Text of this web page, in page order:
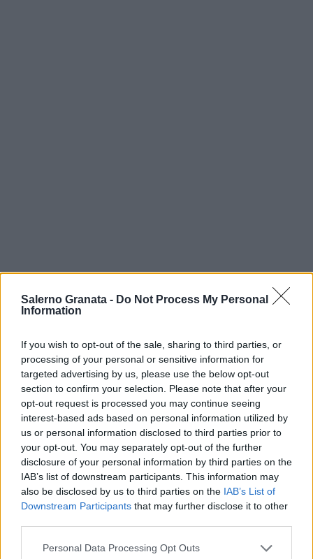
Salerno Granata - Do Not Process My Personal
Information
If you wish to opt-out of the sale, sharing to third parties, or
processing of your personal or sensitive information for
targeted advertising by us, please use the below opt-out
section to confirm your selection. Please note that after your
opt-out request is processed you may continue seeing
interest-based ads based on personal information utilized by
us or personal information disclosed to third parties prior to
your opt-out. You may separately opt-out of the further
disclosure of your personal information by third parties on the
IAB’s list of downstream participants. This information may
also be disclosed by us to third parties on the IAB’s List of
Downstream Participants that may further disclose it to other
Personal Data Processing Opt Outs